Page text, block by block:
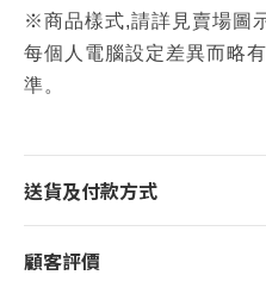
※商品樣式,請詳見賣場圖
每個人電腦設定差異而略
準。
送貨及付款方式
顧客評價